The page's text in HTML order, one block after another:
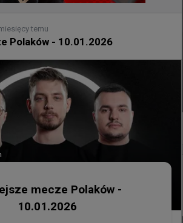
zanotował trzeci najwyższy rating
CS2 na pojedynczej mapie
temu
Polaków - 10.01.2026
mecze Polaków -
10.01.2026